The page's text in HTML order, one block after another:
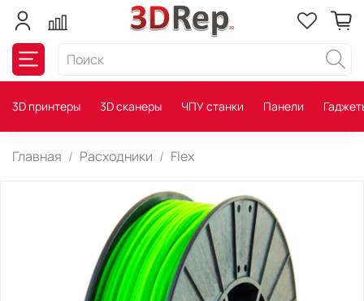
3D принтеры 3D сканеры ЧПУ станки Панели
Главная Расходники Flex